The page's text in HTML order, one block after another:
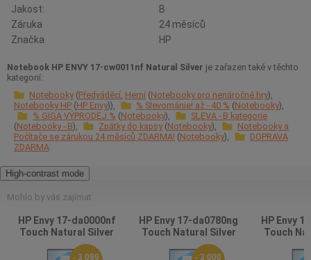
Jakost:
B
Záruka
24 měsíců
Značka
HP
Notebook HP ENVY 17-cw0011nf Natural Silver je zařazen také v těchto
kategorií:
Notebooky Předváděcí Herní Notebooky pro nenáročné hry
Notebooky HP HP Envy % Slevománie! až - 40 % Notebooky
% GIGA VÝPRODEJ % Notebooky
SLEVA - B kategorie
Notebooky - B
Zpátky do kapsy Notebooky
Notebooky a
Počítače se zárukou 24 měsíců ZDARMA! Notebooky
DOPRAVA
ZDARMA
High-contrast mode
Mohlo by vás zajímat
HP Envy 17-da0000nf
Touch Natural Silver
- 3 099
HP Envy 17-da0780ng
Touch Natural Silver
- 3 000
HP Envy
Touch